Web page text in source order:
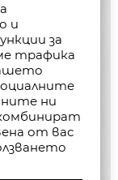
и
за
трафика
ни
от вас